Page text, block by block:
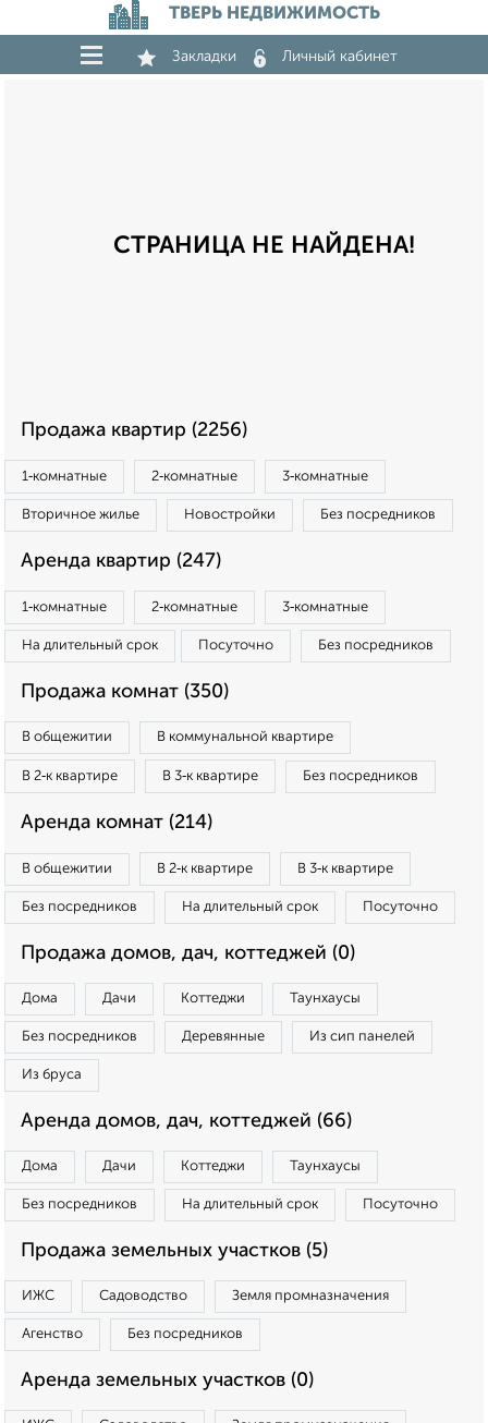
ТВЕРЬ НЕДВИЖИМОСТЬ
Закладки Личный кабинет
СТРАНИЦА НЕ НАЙДЕНА!
Продажа квартир (2256)
1‑комнатные 2‑комнатные 3‑комнатные
Вторичное жилье Новостройки Без посредников
Аренда квартир (247)
1‑комнатные 2‑комнатные 3‑комнатные
На длительный срок Посуточно Без посредников
Продажа комнат (350)
В общежитии В коммунальной квартире
В 2‑к квартире В 3‑к квартире Без посредников
Аренда комнат (214)
В общежитии В 2‑к квартире В 3‑к квартире
Без посредников На длительный срок Посуточно
Продажа домов, дач, коттеджей (0)
Дома Дачи Коттеджи Таунхаусы
Без посредников Деревянные Из сип панелей
Из бруса
Аренда домов, дач, коттеджей (66)
Дома Дачи Коттеджи Таунхаусы
Без посредников На длительный срок Посуточно
Продажа земельных участков (5)
ИЖС Садоводство Земля промназначения
Агенство Без посредников
Аренда земельных участков (0)